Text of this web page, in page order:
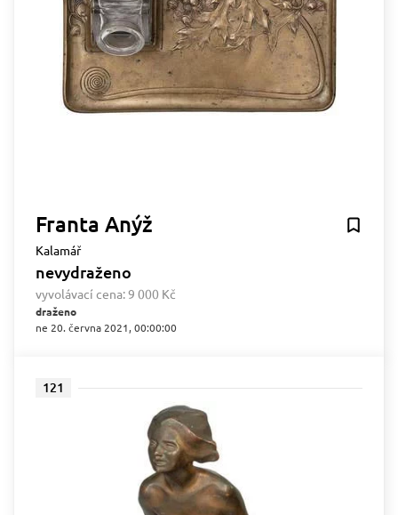
Franta Anýž
Kalamář
nevydraženo
vyvolávací cena:9 000 Kč
draženo
ne 20. června 2021, 00:00:00
121